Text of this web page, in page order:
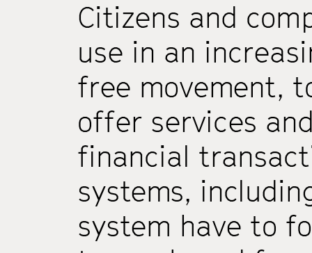
Citizens and
use in an
free movement,
offer services
financial
systems,
system have to